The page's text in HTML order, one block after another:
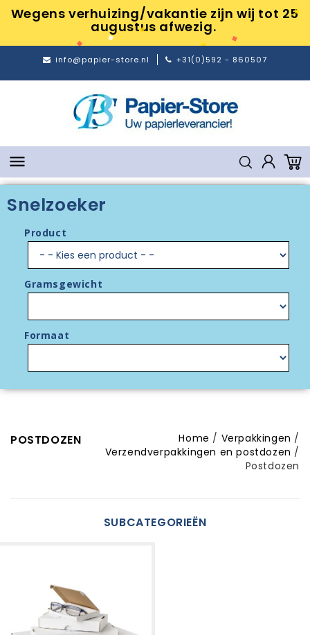
Wegens verhuizing/vakantie zijn wij tot 25
augustus afwezig.
info@papier-store.nl +31(0)592 - 860507

Snelzoeker
Product
Gramsgewicht
Formaat
POSTDOZEN Home
Verpakkingen
Verzendverpakkingen en postdozen
Postdozen
SUBCATEGORIEËN